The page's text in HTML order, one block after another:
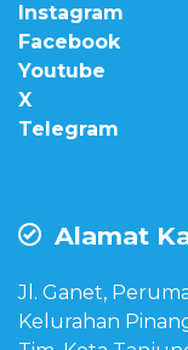
Instagram
Facebook
Youtube
X
Telegram
Alamat
Jl. Ganet,
Kelurahan